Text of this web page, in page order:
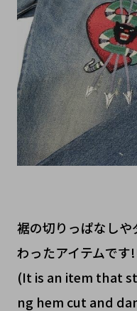
裾の切りっぱなし
わったアイテムです
(It is an item that
ng hem cut and